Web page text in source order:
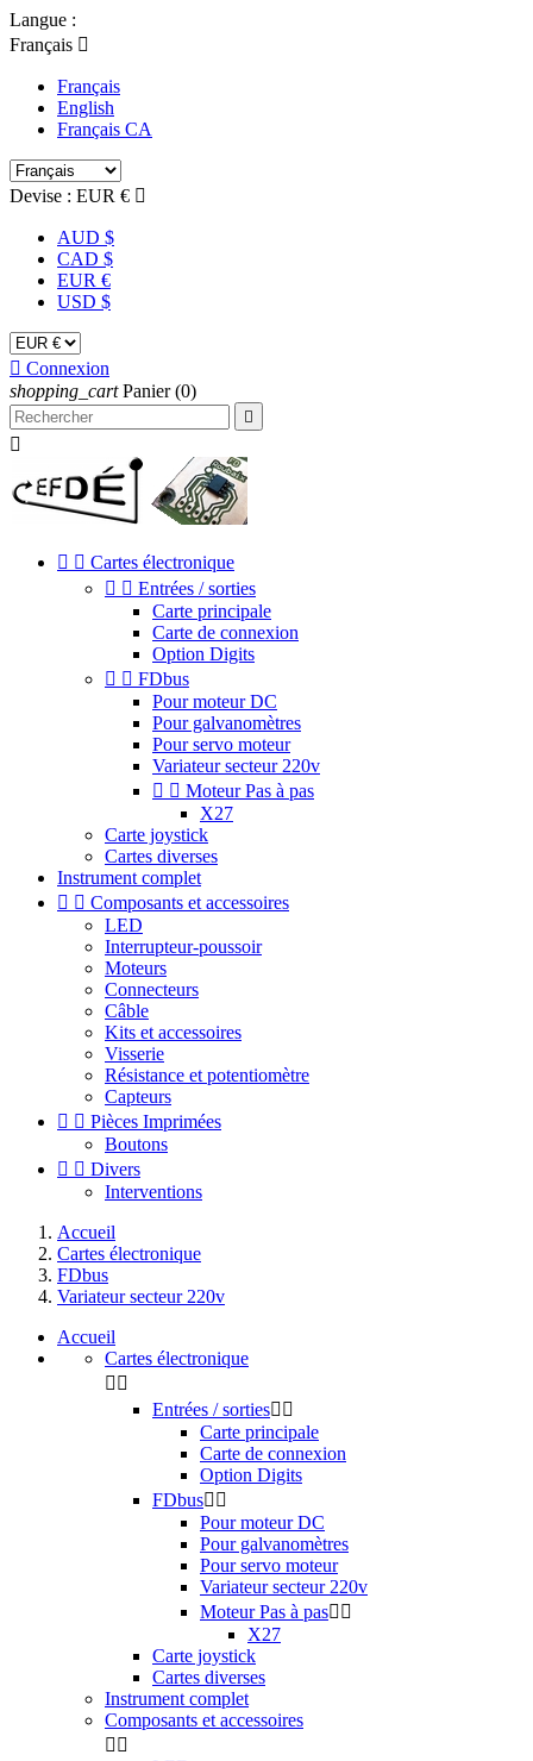
Langue :
Français 
Français
English
Français CA
Devise : EUR € 
AUD $
CAD $
EUR €
USD $
 Connexion
shopping_cart Panier (0)


  Cartes électronique
  Entrées / sorties
Carte principale
Carte de connexion
Option Digits
  FDbus
Pour moteur DC
Pour galvanomètres
Pour servo moteur
Variateur secteur 220v
  Moteur Pas à pas
X27
Carte joystick
Cartes diverses
Instrument complet
  Composants et accessoires
LED
Interrupteur-poussoir
Moteurs
Connecteurs
Câble
Kits et accessoires
Visserie
Résistance et potentiomètre
Capteurs
  Pièces Imprimées
Boutons
  Divers
Interventions
Accueil
Cartes électronique
FDbus
Variateur secteur 220v
Accueil
Cartes électronique
 
Entrées / sorties 
Carte principale
Carte de connexion
Option Digits
FDbus 
Pour moteur DC
Pour galvanomètres
Pour servo moteur
Variateur secteur 220v
Moteur Pas à pas 
X27
Carte joystick
Cartes diverses
Instrument complet
Composants et accessoires
 